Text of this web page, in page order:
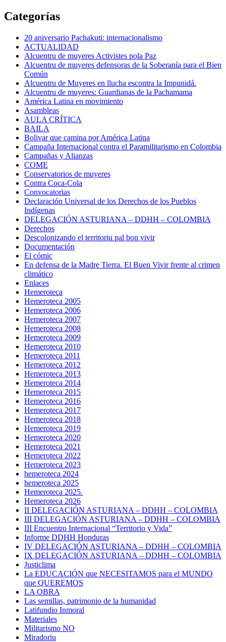
Categorías
20 aniversario Pachakuti: internacionalismo
ACTUALIDAD
Alcuentru de muyeres Activistes pola Paz
Alcuentru de muyeres defensoras de la Soberanía para el Bien
Común
Alcuentru de Muyeres en llucha escontra la Impunidá.
Alcuentru de muyeres: Guardianas de la Pachamama
América Latina en movimiento
Asambleas
AULA CRÍTICA
BAILA
Bolivar que camina por América Latina
Campaña Internacional contra el Paramilitarismo en Colombia
Campañas y Alianzas
COME
Conservatorios de muyeres
Contra Coca-Cola
Convocatorias
Declaración Universal de los Derechos de los Pueblos
Indígenas
DELEGACIÓN ASTURIANA – DDHH – COLOMBIA
Derechos
Descolonizando el territoriu pal bon vivir
Documentación
El cómic
En defensa de la Madre Tierra. El Buen Vivir frente al crimen
climático
Enlaces
Hemeroteca
Hemeroteca 2005
Hemeroteca 2006
Hemeroteca 2007
Hemeroteca 2008
Hemeroteca 2009
Hemeroteca 2010
Hemeroteca 2011
Hemeroteca 2012
Hemeroteca 2013
Hemeroteca 2014
Hemeroteca 2015
Hemeroteca 2016
Hemeroteca 2017
Hemeroteca 2018
Hemeroteca 2019
Hemeroteca 2020
Hemeroteca 2021
Hemeroteca 2022
Hemeroteca 2023
hemeroteca 2024
hemeroteca 2025
Hemeroteca 2025.
Hemeroteca 2026
II DELEGACIÓN ASTURIANA – DDHH – COLOMBIA
III DELEGACIÓN ASTURIANA – DDHH – COLOMBIA
III Encuentro Internacional “Territorio y Vida”
Informe DDHH Honduras
IV DELEGACIÓN ASTURIANA – DDHH – COLOMBIA
IX DELEGACIÓN ASTURIANA – DDHH – COLOMBIA
Justiclima
La EDUCACIÓN que NECESITAMOS para el MUNDO
que QUEREMOS
LA OBRA
Las semillas, patrimonio de la humanidad
Latifundio Inmoral
Materiales
Militarismo NO
Miradoriu